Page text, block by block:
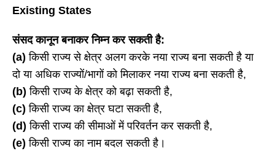
Existing States
संसद कानून बनाकर निम्न कर सकती है:
(a) किसी राज्य से क्षेत्र अलग करके नया राज्य बना सकती है या
दो या अधिक राज्यों/भागों को मिलाकर नया राज्य बना सकती है,
(b) किसी राज्य के क्षेत्र को बढ़ा सकती है,
(c) किसी राज्य का क्षेत्र घटा सकती है,
(d) किसी राज्य की सीमाओं में परिवर्तन कर सकती है,
(e) किसी राज्य का नाम बदल सकती है।